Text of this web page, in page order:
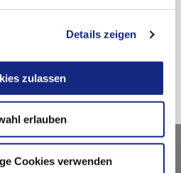
Details zeigen
zulassen
erlauben
Cookies verwenden